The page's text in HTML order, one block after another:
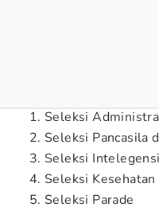
Seleksi
Seleksi Pancasila
Seleksi
Seleksi Kesehatan
Seleksi Parade